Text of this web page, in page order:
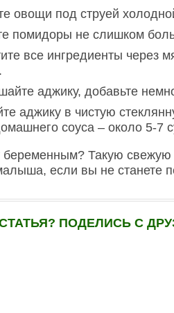
овощи под струей
помидоры не слишком
все ингредиенты через
аджику, добавьте
аджику в чистую
соуса – около 5-7
Такую свежую
если вы не станете
ПОДЕЛИСЬ С